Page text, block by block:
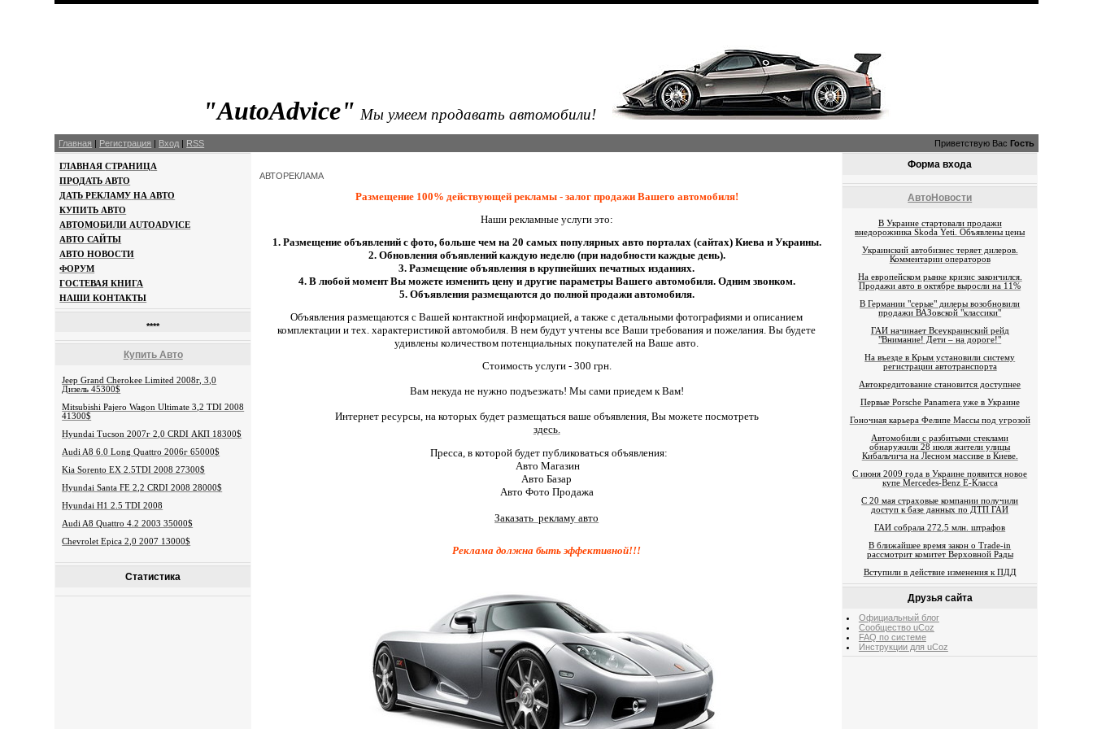
"AutoAdvice" Мы умеем продавать автомобили!
Главная | Регистрация | Вход | RSS Приветствую Вас Гость
ГЛАВНАЯСТРАНИЦА
ПРОДАТЬ АВТО
ДАТЬ РЕКЛАМУ НА АВТО
КУПИТЬ АВТО
АВТОМОБИЛИ AUTOADVICE
АВТО САЙТЫ
АВТОНОВОСТИ
ФОРУМ
ГОСТЕВАЯ КНИГА
НАШИ КОНТАКТЫ
****
Купить Авто
Jeep Grand Cherokee Limited 2008г, 3,0
Дизель 45300$
Mitsubishi Pajero Wagon Ultimate 3,2 TDI 2008
41300$
Hyundai Tucson 2007г 2,0 CRDI АКП 18300$
Audi A8 6.0 Long Quattro 2006г 65000$
Kia Sorento EX 2.5TDI 2008 27300$
Hyundai Santa FE 2,2 CRDI 2008 28000$
Hyundai H1 2.5 TDI 2008
Audi A8 Quattro 4.2 2003 35000$
Chevrolet Epica 2,0 2007 13000$
Статистика
АВТОРЕКЛАМА
Размещение 100% действующей рекламы - залог продажи Вашего автомобиля!
Наши рекламные услуги это:
1. Размещение объявлений с фото, больше чем на 20 самых популярных авто порталах (сайтах) Киева и Украины.
2. Обновления объявлений каждую неделю (при надобности каждые день).
3. Размещение объявления в крупнейших печатных изданиях.
4. В любой момент Вы можете изменить цену и другие параметры Вашего автомобиля. Одним звонком.
5. Объявления размещаются до полной продажи автомобиля.
Объявления размещаются с Вашей контактной информацией, а также с детальными фотографиями и описанием
комплектации и тех. характеристикой автомобиля. В нем будут учтены все Ваши требования и пожелания. Вы будете
удивлены количеством потенциальных покупателей на Ваше авто.
Стоимость услуги - 300 грн.
Вам некуда не нужно подъезжать! Мы сами приедем к Вам!
Интернет ресурсы, на которых будет размещаться ваше объявления, Вы можете посмотреть
здесь.
Пресса, в которой будет публиковаться объявления:
Авто Магазин
Авто Базар
Авто Фото Продажа
Заказать рекламу авто
Реклама должна быть эффективной!!!
Форма входа
АвтоНовости
В Украине стартовали продажи
внедорожника Skoda Yeti. Объявлены цены
Украинский автобизнес теряет дилеров.
Комментарии операторов
На европейском рынке кризис закончился.
Продажи авто в октябре выросли на 11%
В Германии "серые" дилеры возобновили
продажи ВАЗовской "классики"
ГАИ начинает Всеукраинский рейд
"Внимание! Дети – на дороге!"
На въезде в Крым установили систему
регистрации автотранспорта
Автокредитование становится доступнее
Первые Porsche Panamera уже в Украине
Гоночная карьера Фелипе Массы под угрозой
Автомобили с разбитыми стеклами
обнаружили 28 июля жители улицы
Кибальчича на Лесном массиве в Киеве.
С июня 2009 года в Украине появится новое
купе Mercedes-Benz Е-Класса
С 20 мая страховые компании получили
доступ к базе данных по ДТП ГАИ
ГАИ собрала 272,5 млн. штрафов
В ближайшее время закон о Trade-in
рассмотрит комитет Верховной Рады
Вступили в действие изменения к ПДД
Друзья сайта
Официальный блог
Сообщество uCoz
FAQ по системе
Инструкции для uCoz